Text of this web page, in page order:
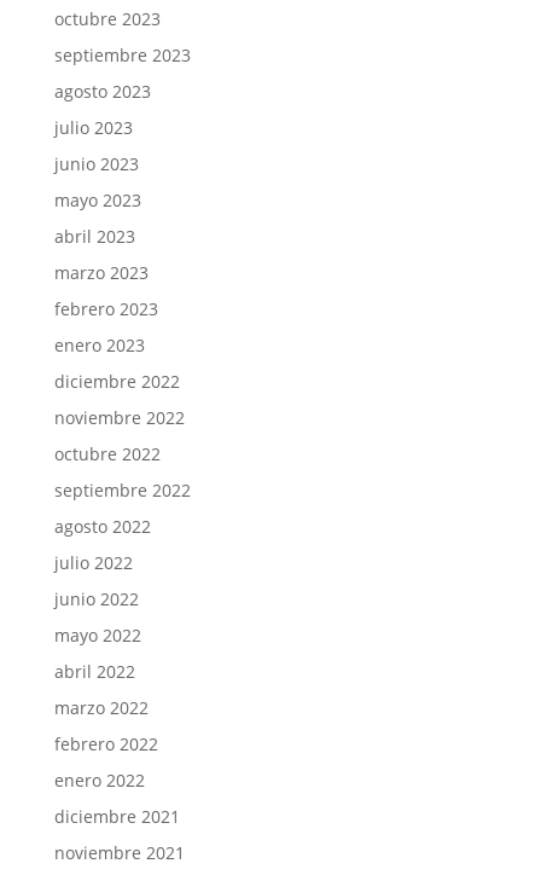
octubre 2023
septiembre 2023
agosto 2023
julio 2023
junio 2023
mayo 2023
abril 2023
marzo 2023
febrero 2023
enero 2023
diciembre 2022
noviembre 2022
octubre 2022
septiembre 2022
agosto 2022
julio 2022
junio 2022
mayo 2022
abril 2022
marzo 2022
febrero 2022
enero 2022
diciembre 2021
noviembre 2021